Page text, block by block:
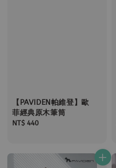
【PAVIDEN帕維登】歐
菲經典原木筆筒
Regular
NT$ 440